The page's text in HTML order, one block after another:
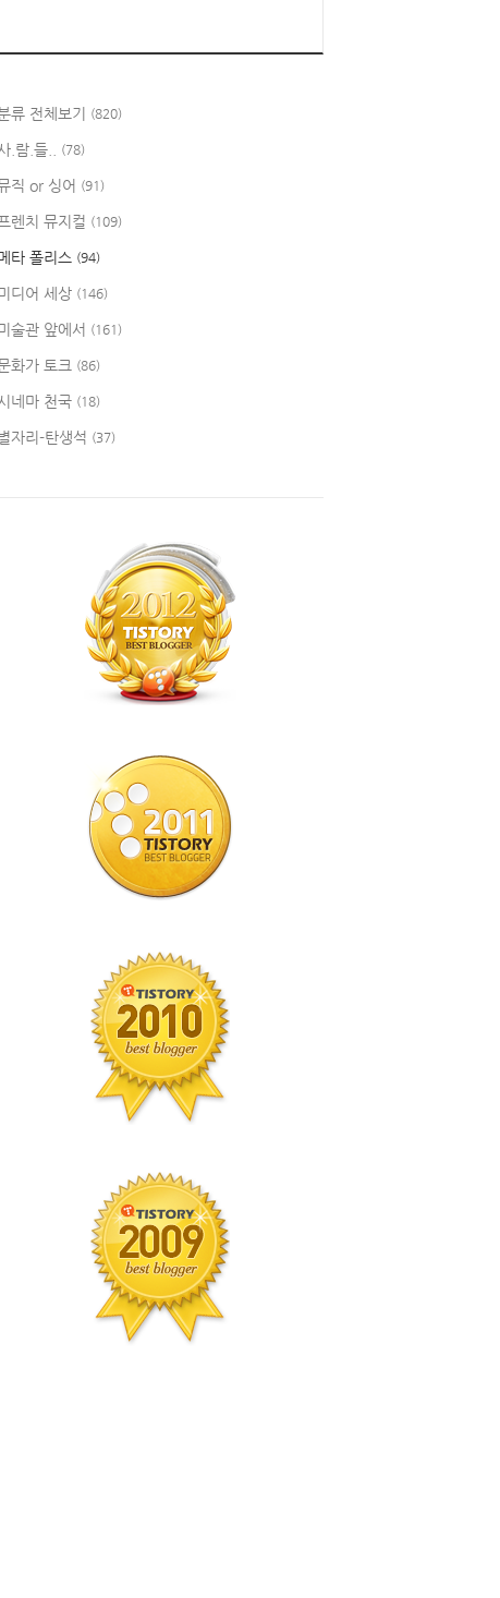
류 전체보기 (820)
.람.들.. (78)
직 or 싱어 (91)
렌치 뮤지컬 (109)
타 폴리스 (94)
디어 세상 (146)
술관 앞에서 (161)
화가 토크 (86)
네마 천국 (18)
자리-탄생석 (37)